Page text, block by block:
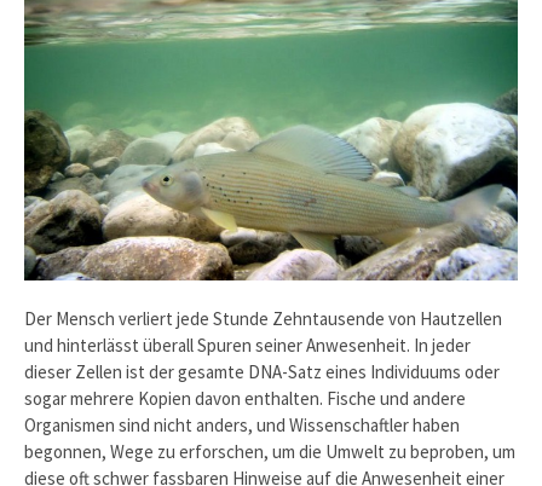
Der Mensch verliert jede Stunde Zehntausende von Hautzellen
und hinterlässt überall Spuren seiner Anwesenheit. In jeder
dieser Zellen ist der gesamte DNA-Satz eines Individuums oder
sogar mehrere Kopien davon enthalten. Fische und andere
Organismen sind nicht anders, und Wissenschaftler haben
begonnen, Wege zu erforschen, um die Umwelt zu beproben, um
diese oft schwer fassbaren Hinweise auf die Anwesenheit einer